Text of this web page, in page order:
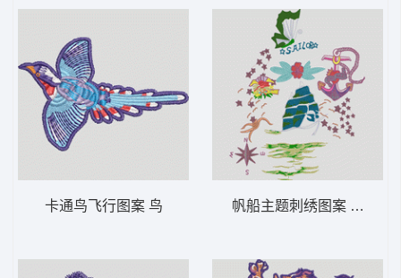
卡通鸟飞行图案 鸟 帆船主题刺绣图案 海景 锚